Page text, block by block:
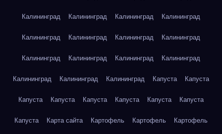
Калининград Калининград Калининград Калининград
Калининград Калининград Калининград Калининград
Калининград Калининград Калининград Калининград
Калининград Калининград Калининград Капуста Капуста
Капуста Капуста Капуста Капуста Капуста Капуста
Капуста Карта сайта Картофель Картофель Картофель